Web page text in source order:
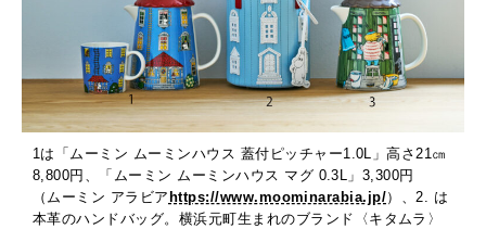
1は「ムーミン ムーミンハウス 蓋付ピッチャー1.0L」高さ21㎝
8,800円、「ムーミン ムーミンハウス マグ 0.3L」3,300円
（ムーミン アラビア https://www.moominarabia.jp/）、2. は
本革のハンドバッグ。横浜元町生まれのブランド〈キタムラ〉